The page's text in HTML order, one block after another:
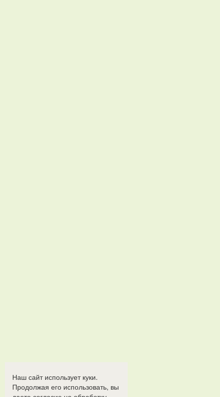
Наш сайт использует куки.
Продолжая его использовать, вы